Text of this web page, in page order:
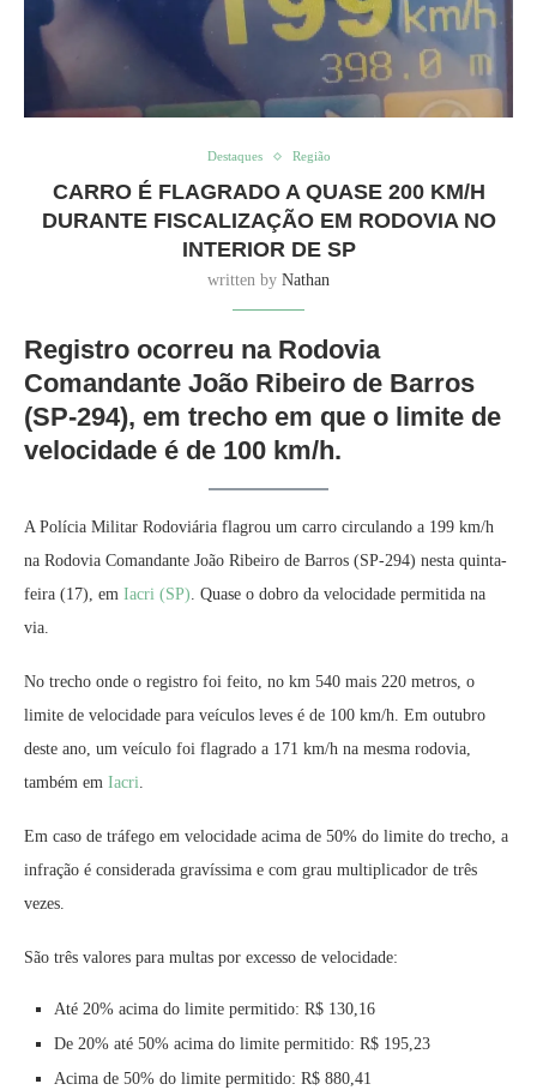
Destaques Região
CARRO É FLAGRADO A QUASE 200 KM/H
DURANTE FISCALIZAÇÃO EM RODOVIA NO
INTERIOR DE SP
written by Nathan
Registro ocorreu na Rodovia
Comandante João Ribeiro de Barros
(SP-294), em trecho em que o limite de
velocidade é de 100 km/h.
A Polícia Militar Rodoviária flagrou um carro circulando a 199 km/h
na Rodovia Comandante João Ribeiro de Barros (SP-294) nesta quinta-
feira (17), em Iacri (SP). Quase o dobro da velocidade permitida na
via.
No trecho onde o registro foi feito, no km 540 mais 220 metros, o
limite de velocidade para veículos leves é de 100 km/h. Em outubro
deste ano, um veículo foi flagrado a 171 km/h na mesma rodovia,
também em Iacri.
Em caso de tráfego em velocidade acima de 50% do limite do trecho, a
infração é considerada gravíssima e com grau multiplicador de três
vezes.
São três valores para multas por excesso de velocidade:
Até 20% acima do limite permitido: R$ 130,16
De 20% até 50% acima do limite permitido: R$ 195,23
Acima de 50% do limite permitido: R$ 880,41